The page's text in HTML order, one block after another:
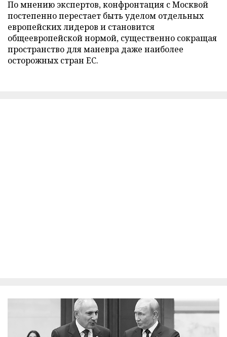
По мнению экспертов, конфронтация с Москвой
постепенно перестает быть уделом отдельных
европейских лидеров и становится
общеевропейской нормой, существенно сокращая
пространство для маневра даже наиболее
осторожных стран ЕС.